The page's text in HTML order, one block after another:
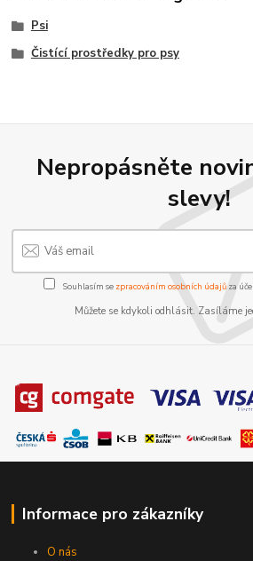
Psi
Čistící prostředky pro psy
Nepropásněte
slevy!
Souhlasím se zpracováním osobních údajůza
Můžete se kdykoli odhlásit. Zasíláme
Informace pro zákazníky
O nás